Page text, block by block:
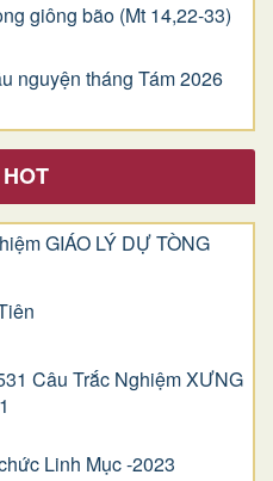
giông bão (Mt 14,22-33)
nguyện tháng Tám 2026
GIÁO LÝ DỰ TÒNG
Câu Trắc Nghiệm XƯNG
Linh Mục -2023